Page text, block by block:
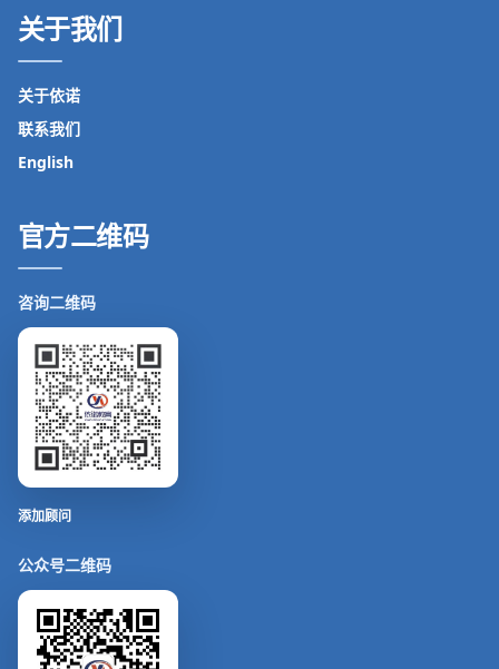
关于我们
关于依诺
联系我们
English
官方二维码
咨询二维码
添加顾问
公众号二维码